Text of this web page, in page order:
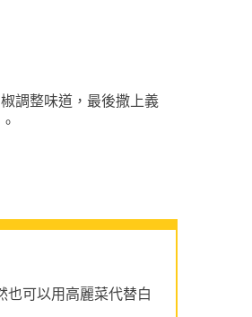
調整味道，最後撒上義
也可以用高麗菜代替白